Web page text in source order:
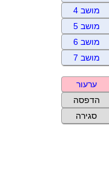
מושב 4
מושב 5
מושב 6
מושב 7
ערעור
הדפסה
סגירה